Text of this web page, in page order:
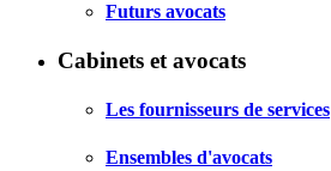
Futurs avocats
Cabinets et avocats
Les fournisseurs de services
Ensembles d'avocats